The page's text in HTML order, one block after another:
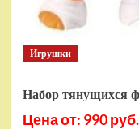
(XBOX
Игрушки
Набор тянущихся
Цена от: 990 руб.